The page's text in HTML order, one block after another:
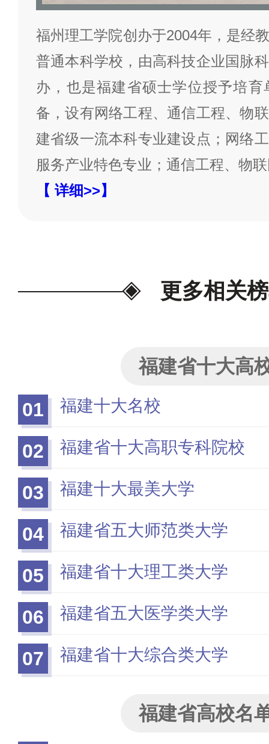
福州理工学院创办于2004年，是经
普通本科学校，由高科技企业国脉
办，也是福建省硕士学位授予培
备，设有网络工程、通信工程、物
建省级一流本科专业建设点；网络
服务产业特色专业；通信工程、物
【 详细>>】
更多相关
福建省十大高
01
福建十大名校
02 福建省十大高职专科院校
03 福建十大最美大学
04 福建省五大师范类大学
05 福建省十大理工类大学
06 福建省五大医学类大学
07 福建省十大综合类大学
福建省高校名